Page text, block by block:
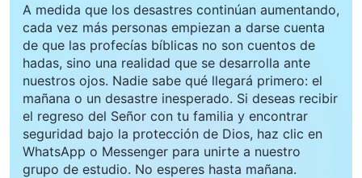
A medida que los desastres continúan aumentando,
cada vez más personas empiezan a darse cuenta
de que las profecías bíblicas no son cuentos de
hadas, sino una realidad que se desarrolla ante
nuestros ojos. Nadie sabe qué llegará primero: el
mañana o un desastre inesperado. Si deseas recibir
el regreso del Señor con tu familia y encontrar
seguridad bajo la protección de Dios, haz clic en
WhatsApp o Messenger para unirte a nuestro
grupo de estudio. No esperes hasta mañana.